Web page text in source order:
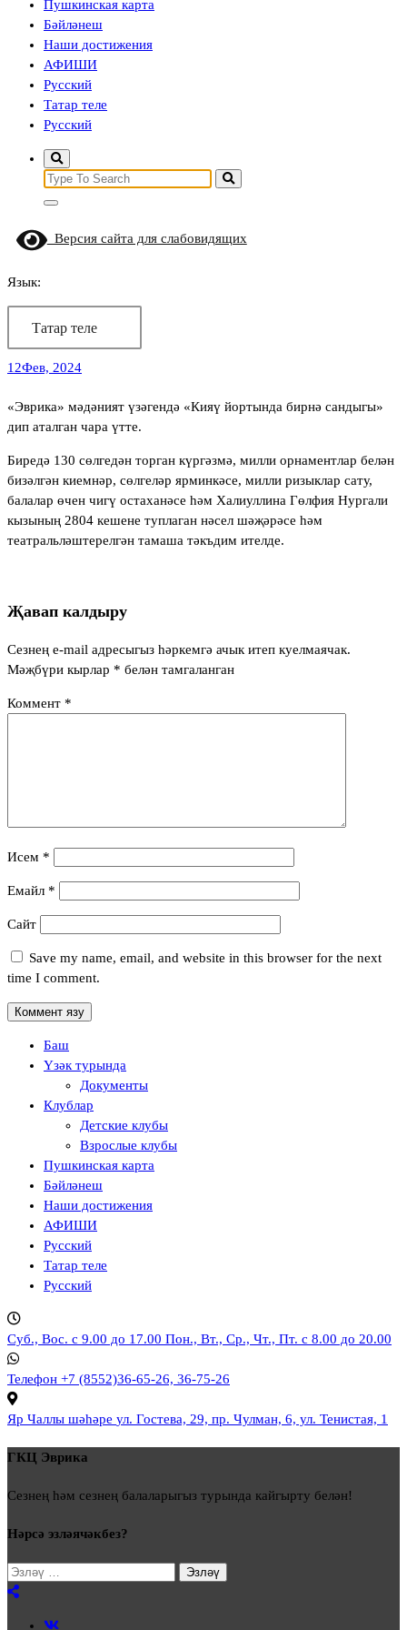
Пушкинская карта
Бәйләнеш
Наши достижения
АФИШИ
Русский
Татар теле
Русский
Search
for:
Версия сайта для слабовидящих
Язык:
Татар теле
12Фев, 2024
«Эврика» мәдәният үзәгендә «Кияү йортында бирнә сандыгы»
дип аталган чара үтте.
Биредә 130 сөлгедән торган күргәзмә, милли орнаментлар белән
бизәлгән киемнәр, сөлгеләр ярминкәсе, милли ризыклар сату,
балалар өчен чигү остаханәсе һәм Халиуллина Гөлфия Нургали
кызының 2804 кешене туплаган нәсел шәҗәрәсе һәм
театральләштерелгән тамаша тәкъдим ителде.
Җавап калдыру
Сезнең e-mail адресыгыз һәркемгә ачык итеп куелмаячак.
Мәҗбүри кырлар * белән тамгаланган
Коммент *
Исем *
Емайл *
Сайт
Save my name, email, and website in this browser for the next
time I comment.
Баш
Үзәк турында
Документы
Клублар
Детские клубы
Взрослые клубы
Пушкинская карта
Бәйләнеш
Наши достижения
АФИШИ
Русский
Татар теле
Русский
Суб., Вос. с 9.00 до 17.00 Пон., Вт., Ср., Чт., Пт. с 8.00 до 20.00
Телефон +7 (8552)36-65-26, 36-75-26
Яр Чаллы шәһәре ул. Гостева, 29, пр. Чулман, 6, ул. Тенистая, 1
ГКЦ Эврика
Сезнең һәм сезнең балаларыгыз турында кайгырту белән!
Нәрсә эзләячәкбез?
Моны
эзләү: